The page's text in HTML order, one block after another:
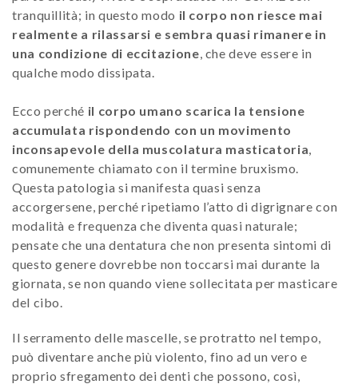
tranquillità; in questo modo il corpo non riesce mai
realmente a rilassarsi e sembra quasi rimanere in
una condizione di eccitazione, che deve essere in
qualche modo dissipata.
Ecco perché il corpo umano scarica la tensione
accumulata rispondendo con un movimento
inconsapevole della muscolatura masticatoria,
comunemente chiamato con il termine bruxismo.
Questa patologia si manifesta quasi senza
accorgersene, perché ripetiamo l’atto di digrignare con
modalità e frequenza che diventa quasi naturale;
pensate che una dentatura che non presenta sintomi di
questo genere dovrebbe non toccarsi mai durante la
giornata, se non quando viene sollecitata per masticare
del cibo.
Il serramento delle mascelle, se protratto nel tempo,
può diventare anche più violento, fino ad un vero e
proprio sfregamento dei denti che possono, così,